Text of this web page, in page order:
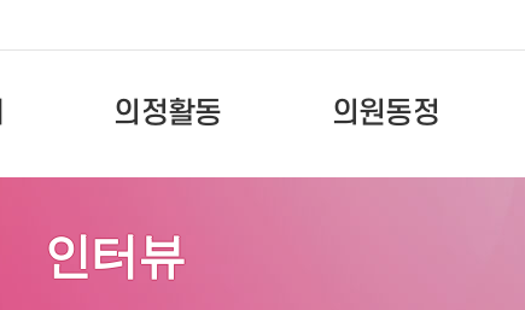
의정활동 의원동정
인터뷰